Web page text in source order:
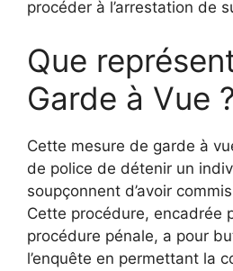
procéder à l’arrestation de
Que
Garde à Vue ?
Cette mesure de garde à
de police de détenir un
soupçonnent d’avoir
Cette procédure, encadrée
procédure pénale, a pour
l’enquête en permettant la